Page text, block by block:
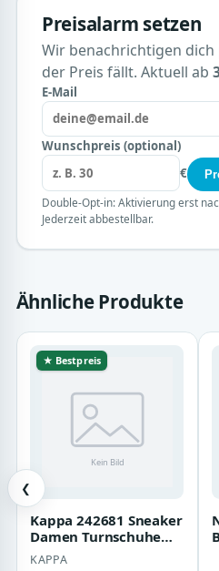
Preisalarm setzen
Wir benachrichtigen dich
der Preis fällt. Aktuell ab
E-Mail
Wunschpreis (optional)
€
Double-Opt-in: Aktivierung erst
Jederzeit abbestellbar.
Ähnliche Produkte
❮
★ Bestpreis
Kappa 242681 Sneaker
Damen Turnschuhe
Schuhe schwarz
KAPPA